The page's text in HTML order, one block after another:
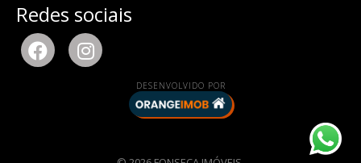
Redes sociais
DESENVOLVIDO POR